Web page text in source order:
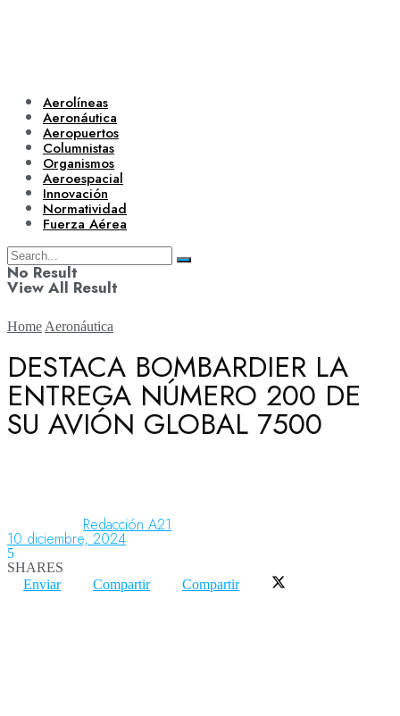
Aerolíneas
Aeronáutica
Aeropuertos
Columnistas
Organismos
Aeroespacial
Innovación
Normatividad
Fuerza Aérea
No Result
View All Result
Aerolíneas
Aeropuertos
Columnistas
Home Aeronáutica
DESTACA BOMBARDIER LA
ENTREGA NÚMERO 200 DE
SU AVIÓN GLOBAL 7500
Redacción A21
10 diciembre, 2024
5
SHARES
Enviar
Compartir Compartir